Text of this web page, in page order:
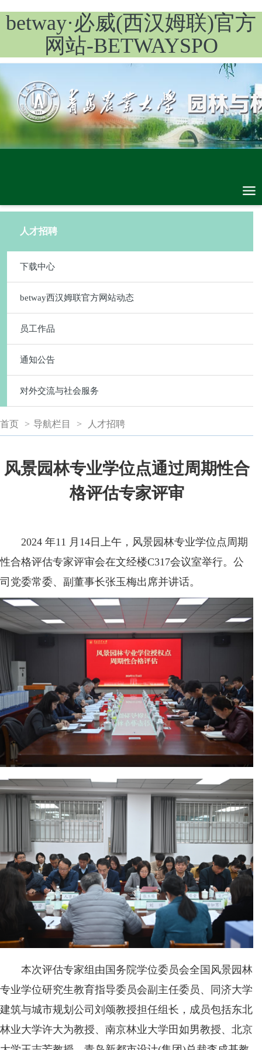
betway·必威(西汉姆联)官方
网站-BETWAYSPO
人才招聘
下载中心
betway西汉姆联官方网站动态
员工作品
通知公告
对外交流与社会服务
首页 > 导航栏目 > 人才招聘
风景园林专业学位点通过周期性合
格评估专家评审
2024 年11 月14日上午，风景园林专业学位点周期
性合格评估专家评审会在文经楼C317会议室举行。公
司党委常委、副董事长张玉梅出席并讲话。
本次评估专家组由国务院学位委员会全国风景园林
专业学位研究生教育指导委员会副主任委员、同济大学
建筑与城市规划公司刘颂教授担任组长，成员包括东北
林业大学许大为教授、南京林业大学田如男教授、北京